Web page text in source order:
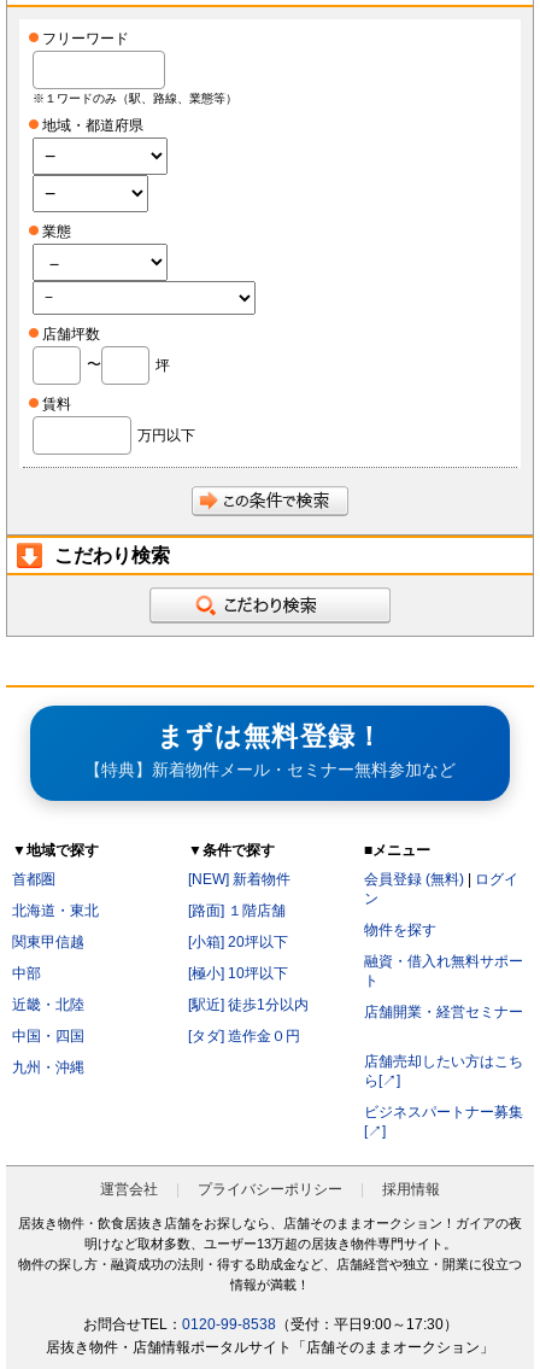
フリーワード
※１ワードのみ（駅、路線、業態等）
地域・都道府県
業態
店舗坪数
〜
坪
賃料
万円以下
こだわり検索
まずは無料登録！
【特典】新着物件メール・セミナー無料参加など
▼地域で探す
首都圏
北海道・東北
関東甲信越
中部
近畿・北陸
中国・四国
九州・沖縄
▼条件で探す
[NEW] 新着物件
[路面] １階店舗
[小箱] 20坪以下
[極小] 10坪以下
[駅近] 徒歩1分以内
[タダ] 造作金０円
■メニュー
会員登録 (無料)
ログイ
ン
物件を探す
融資・借入れ無料サポー
ト
店舗開業・経営セミナー
店舗売却したい方はこち
ら[↗]
ビジネスパートナー募集
[↗]
運営会社 プライバシーポリシー 採用情報
居抜き物件・飲食居抜き店舗をお探しなら、店舗そのままオークション！ガイアの夜
明けなど取材多数、ユーザー13万超の居抜き物件専門サイト。
物件の探し方・融資成功の法則・得する助成金など、店舗経営や独立・開業に役立つ
情報が満載！
お問合せTEL： 0120-99-8538（受付：平日9:00～17:30）
居抜き物件・店舗情報ポータルサイト「店舗そのままオークション」